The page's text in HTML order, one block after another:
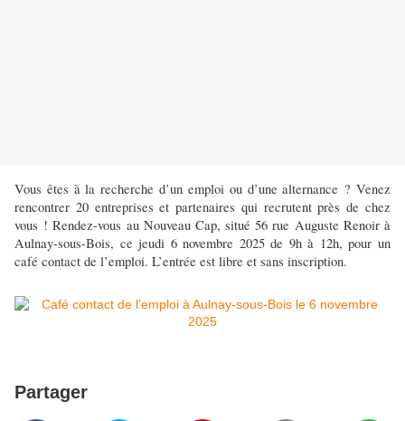
Vous êtes à la recherche d’un emploi ou d’une alternance ? Venez
rencontrer 20 entreprises et partenaires qui recrutent près de chez
vous ! Rendez-vous au Nouveau Cap, situé 56 rue Auguste Renoir à
Aulnay-sous-Bois, ce jeudi 6 novembre 2025 de 9h à 12h, pour un
café contact de l’emploi. L’entrée est libre et sans inscription.
Partager